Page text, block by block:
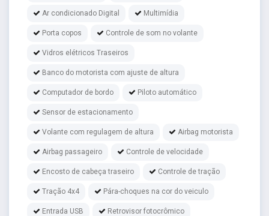
Ar condicionado Digital Multimídia
Porta copos Controle de som no volante
Vidros elétricos Traseiros
Banco do motorista com ajuste de altura
Computador de bordo Piloto automático
Sensor de estacionamento
Volante com regulagem de altura Airbag motorista
Airbag passageiro Controle de velocidade
Encosto de cabeça traseiro Controle de tração
Tração 4x4 Pára-choques na cor do veiculo
Entrada USB Retrovisor fotocrômico